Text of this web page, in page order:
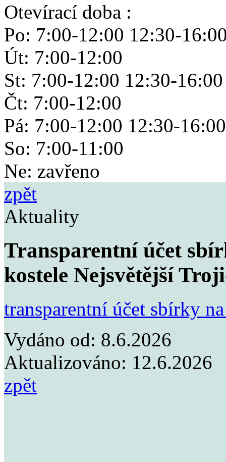
Otevírací doba :
Po: 7:00-12:00 12:30-
Út: 7:00-12:00
St: 7:00-12:00 12:30-16:00
Čt: 7:00-12:00
Pá: 7:00-12:00 12:30-16:00
So: 7:00-11:00
Ne: zavřeno
zpět
Aktuality
Transparentní účet
kostele Nejsvětější
transparentní účet sbírky
Vydáno od: 8.6.2026
Aktualizováno: 12.6.2026
zpět